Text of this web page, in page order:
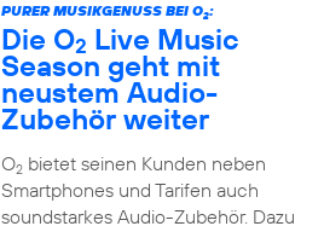
PURER MUSIKGENUSS BEI O2:
Die O2 Live Music
Season geht mit
neustem Audio-
Zubehör weiter
O2bietet seinen Kunden neben
Smartphones und Tarifen auch
soundstarkes Audio-Zubehör. Dazu